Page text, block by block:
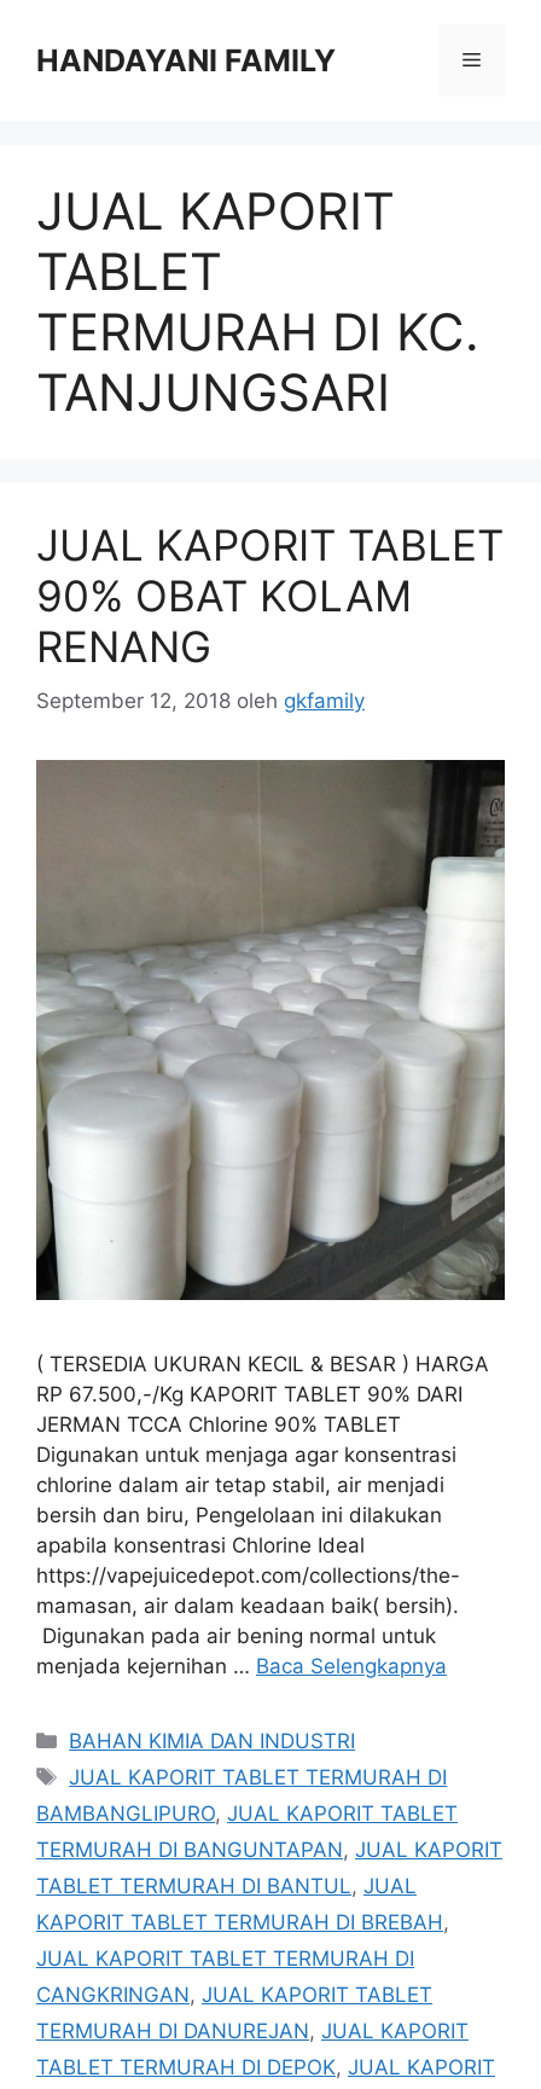
HANDAYANI FAMILY Menu
JUAL KAPORIT
TABLET
TERMURAH DI KC.
TANJUNGSARI
JUAL KAPORIT TABLET
90% OBAT KOLAM
RENANG
September 12, 2018 oleh gkfamily
( TERSEDIA UKURAN KECIL & BESAR ) HARGA
RP 67.500,-/Kg KAPORIT TABLET 90% DARI
JERMAN TCCA Chlorine 90% TABLET
Digunakan untuk menjaga agar konsentrasi
chlorine dalam air tetap stabil, air menjadi
bersih dan biru, Pengelolaan ini dilakukan
apabila konsentrasi Chlorine Ideal
https://vapejuicedepot.com/collections/the-
mamasan, air dalam keadaan baik( bersih).
Digunakan pada air bening normal untuk
menjada kejernihan … Baca Selengkapnya
Kategori
BAHAN KIMIA DAN INDUSTRI
Tag
JUAL KAPORIT TABLET TERMURAH DI
BAMBANGLIPURO, JUAL KAPORIT TABLET
TERMURAH DI BANGUNTAPAN, JUAL KAPORIT
TABLET TERMURAH DI BANTUL, JUAL
KAPORIT TABLET TERMURAH DI BREBAH ,
JUAL KAPORIT TABLET TERMURAH DI
CANGKRINGAN, JUAL KAPORIT TABLET
TERMURAH DI DANUREJAN, JUAL KAPORIT
TABLET TERMURAH DI DEPOK, JUAL KAPORIT